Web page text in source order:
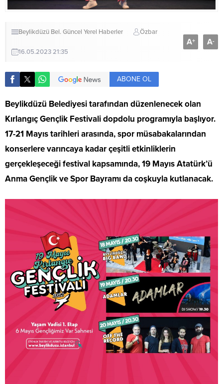
Beylikdüzü Bel. Güncel Yerel Haberler Özbar
16.05.2023 21:35
A+ A-
ABONE OL
Beylikdüzü Belediyesi tarafından düzenlenecek olan
Kırlangıç Gençlik Festivali dopdolu programıyla başlıyor.
17-21 Mayıs tarihleri arasında, spor müsabakalarından
konserlere varıncaya kadar çeşitli etkinliklerin
gerçekleşeceği festival kapsamında, 19 Mayıs Atatürk’ü
Anma Gençlik ve Spor Bayramı da coşkuyla kutlanacak.